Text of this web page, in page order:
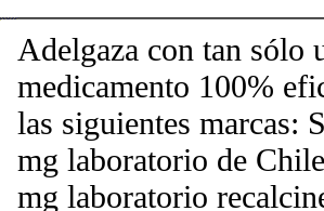
Adelgaza con tan sólo
medicamento 100%
las siguientes marcas:
mg laboratorio de
mg laboratorio